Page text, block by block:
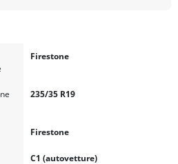
Firestone
235/35 R19
Firestone
C1 (autovetture)